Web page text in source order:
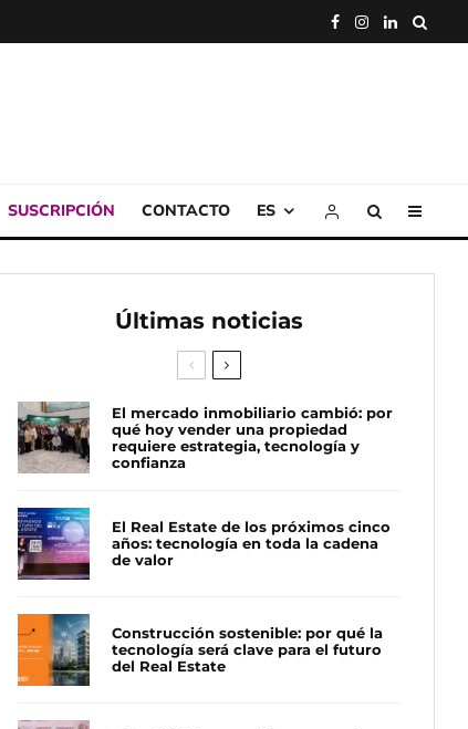
SUSCRIPCIÓN CONTACTO ES
Últimas noticias
El mercado inmobiliario cambió: por
qué hoy vender una propiedad
requiere estrategia, tecnología y
confianza
El Real Estate de los próximos cinco
años: tecnología en toda la cadena
de valor
Construcción sostenible: por qué la
tecnología será clave para el futuro
del Real Estate